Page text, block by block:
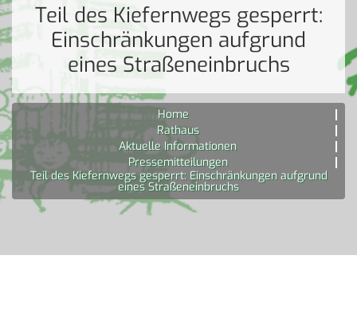
Teil des Kiefernwegs gesperrt:
Einschränkungen aufgrund
eines Straßeneinbruchs
Home
Rathaus
Aktuelle Informationen
Pressemitteilungen
Teil des Kiefernwegs gesperrt: Einschränkungen aufgrund
eines Straßeneinbruchs